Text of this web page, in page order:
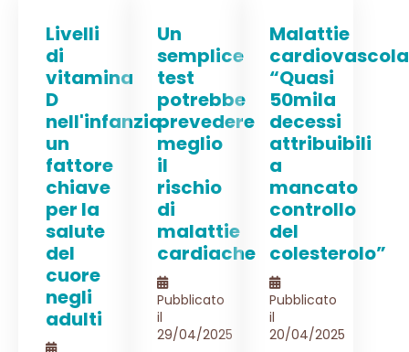
Livelli
di
vitamina
D
nell'infanzia:
un
fattore
chiave
per la
salute
del
cuore
negli
adulti
Un
semplice
test
potrebbe
prevedere
meglio
il
rischio
di
malattie
cardiache
Pubblicato
il
29/04/2025
Malattie
“Quasi
50mila
decessi
attribuibili
a
mancato
controllo
del
colesterolo”
Pubblicato
il
20/04/2025